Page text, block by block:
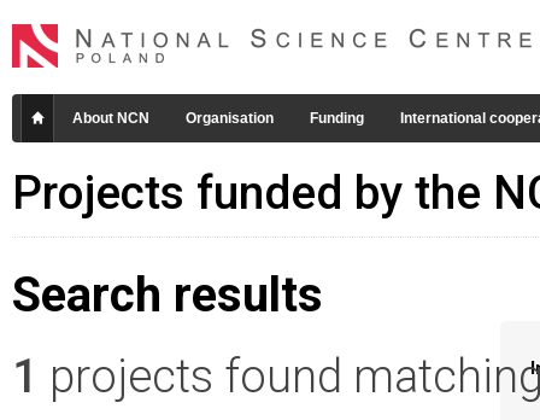
About NCN Organisation Funding International
Projects funded by the
Search results
1 projects found